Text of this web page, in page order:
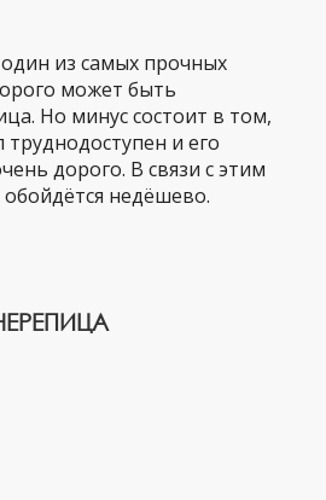
из самых прочных
может быть
Но минус состоит в том,
и его
дорого. В связи с этим
недёшево.